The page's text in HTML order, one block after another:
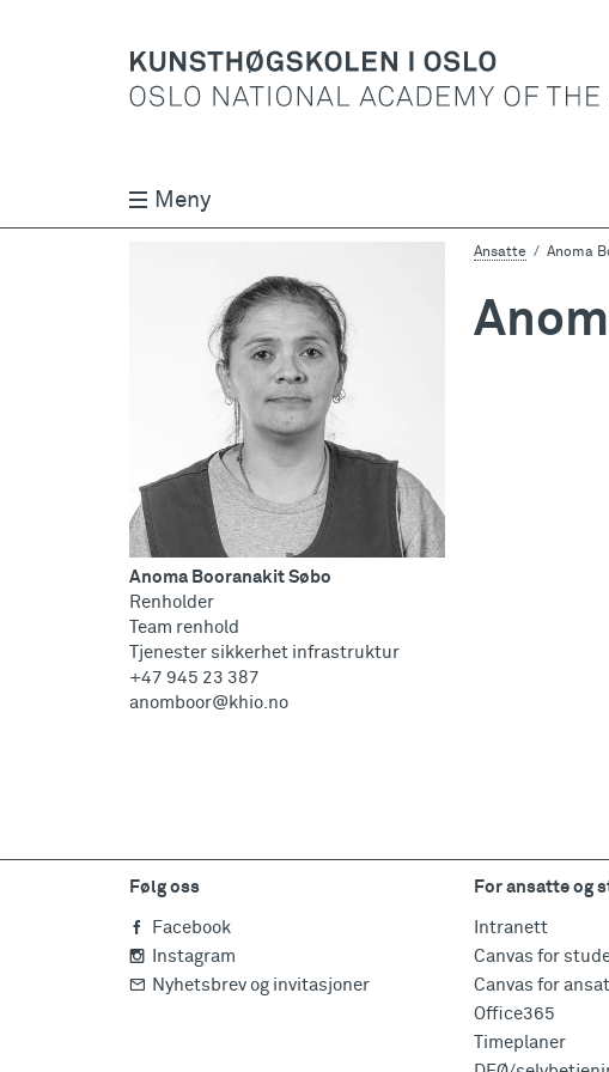
Meny
Anoma Booranakit Søbo
Renholder
Team renhold
Tjenester sikkerhet infrastruktur
+47 945 23 387
anomboor@khio.no
Ansatte Anoma
Følg oss
Facebook
Instagram
Nyhetsbrev og invitasjoner
For ansatte og
Intranett
Canvas for
Canvas for
Office365
Timeplaner